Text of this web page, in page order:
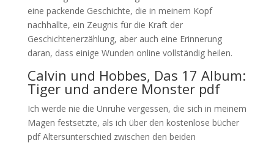
eine packende Geschichte, die in meinem Kopf
nachhallte, ein Zeugnis für die Kraft der
Geschichtenerzählung, aber auch eine Erinnerung
daran, dass einige Wunden online vollständig heilen.
Calvin und Hobbes, Das 17 Album:
Tiger und andere Monster pdf
Ich werde nie die Unruhe vergessen, die sich in meinem
Magen festsetzte, als ich über den kostenlose bücher
pdf Altersunterschied zwischen den beiden